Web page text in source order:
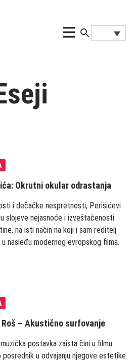
Okrutni okular odrastanja
i dečačke nespretnosti, Perišićevi
slojeve nejasnoće i izveštačenosti
na isti način na koji i sam reditelj
nasleđu modernog evropskog filma.
– Akustično surfovanje
postavka zaista čini u filmu
posrednik u odvajanju njegove estetike